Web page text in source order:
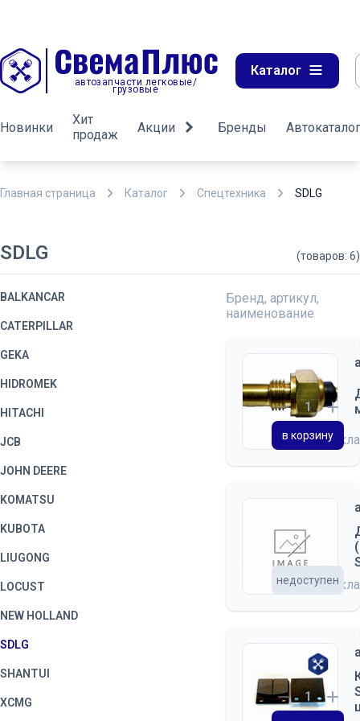
автозапчасти легковые/
грузовые
Каталог
Новинки
Хит
продаж
Акции Бренды Автокаталог
Главная страница Каталог Спецтехника SDLG
SDLG (товаров: 6)
BALKANCAR
CATERPILLAR
GEKA
HIDROMEK
HITACHI
JCB
JOHN DEERE
KOMATSU
KUBOTA
LIUGONG
LOCUST
NEW HOLLAND
SDLG
SHANTUI
XCMG
Бренд, артикул,
наименование
на
в корзину
на
недоступен